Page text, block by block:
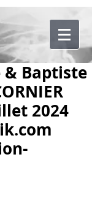
& Baptiste
2024